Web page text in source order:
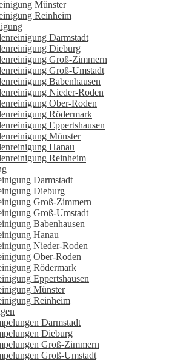
Münster
Reinheim
Darmstadt
Dieburg
Groß-Zimmern
Groß-Umstadt
Babenhausen
Nieder-Roden
Ober-Roden
Rödermark
Eppertshausen
Münster
Hanau
Reinheim
Darmstadt
Dieburg
Groß-Zimmern
Groß-Umstadt
Babenhausen
Hanau
Nieder-Roden
Ober-Roden
Rödermark
Eppertshausen
Münster
Reinheim
Darmstadt
Dieburg
Groß-Zimmern
Groß-Umstadt